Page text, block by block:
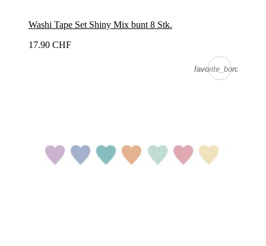
Washi Tape Set Shiny Mix bunt 8 Stk.
17.90 CHF
favorite_border
favorite_border